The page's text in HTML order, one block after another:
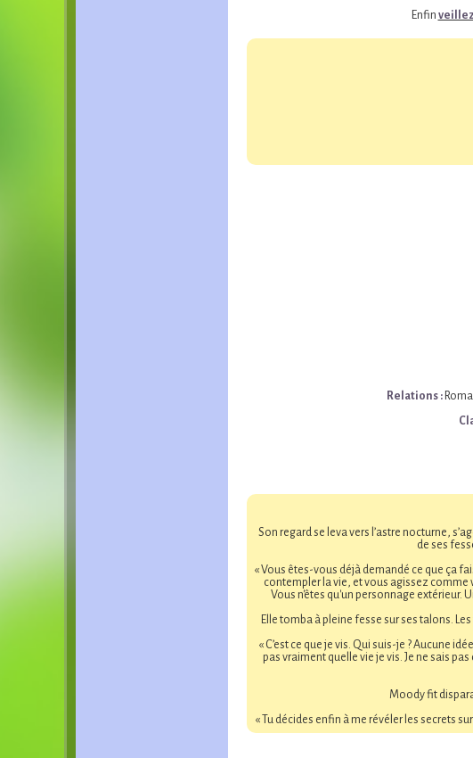
Enfin
Relations :
Son regard se leva vers l’astre nocturne,
de ses
« Vous êtes-vous déjà demandé ce que ça
contempler la vie, et vous agissez comme
Vous n'êtes qu'un personnage extérieur.
Elle tomba à pleine fesse sur ses talons.
« C’est ce que je vis. Qui suis-je ? Aucune
pas vraiment quelle vie je vis. Je ne sais
Moody fit
« Tu décides enfin à me révéler les secrets